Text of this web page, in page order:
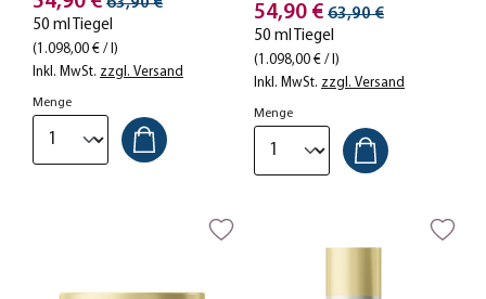
50 ml Tiegel
(1.098,00 € / l)
Inkl. MwSt. zzgl. Versand
Menge
Haut an.
Stückpreis
54,90 € Streichpreis
63,90 €
50 ml Tiegel
(1.098,00 € / l)
Inkl. MwSt. zzgl. Versand
Menge